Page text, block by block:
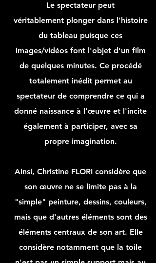
Le spectateur peut
véritablementplonger dans l'histoire
du tableau puisque ces
images/vidéos font l'objet d'un film
de quelques minutes. Ce procédé
totalement inédit permet au
spectateur de comprendre ce qui a
donné naissance à l'œuvre et l'incite
également à participer, avec sa
propre imagination.
Ainsi, Christine FLORI considère que
son œuvrene se limite pas à la
"simple" peinture, dessins, couleurs,
mais que d'autres éléments sont des
éléments centraux de son art. Elle
considère notamment que la toile